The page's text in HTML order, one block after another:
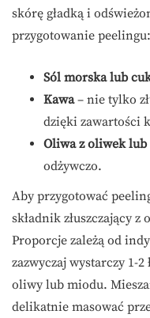
skórę gładką i
przygotowanie peelingu:
Sól morska lub
Kawa– nie tylko
dzięki zawartości
Oliwa z oliwek
odżywczo.
Aby przygotować
składnik złuszczający
Proporcje zależą od
zazwyczaj wystarczy 1-
oliwy lub miodu.
delikatnie masować